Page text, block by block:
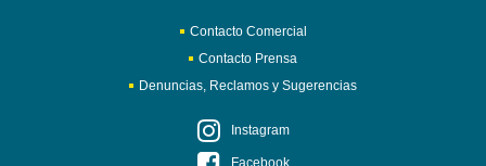
Contacto Comercial
Contacto Prensa
Denuncias, Reclamos y Sugerencias
Instagram
Facebook